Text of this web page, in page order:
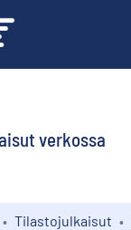
verkossa
Tilastojulkaisut